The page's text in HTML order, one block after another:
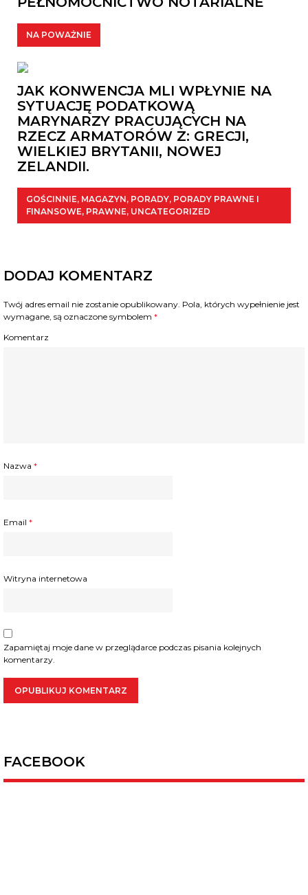
NA POWAŻNIE
JAK KONWENCJA MLI WPŁYNIE NA
SYTUACJĘ PODATKOWĄ
MARYNARZY PRACUJĄCYCH NA
RZECZ ARMATORÓW Z: GRECJI,
WIELKIEJ BRYTANII, NOWEJ
ZELANDII.
GOŚCINNIE, MAGAZYN, PORADY, PORADY PRAWNE I
FINANSOWE, PRAWNE, UNCATEGORIZED
DODAJ KOMENTARZ
Twój adres email nie zostanie opublikowany. Pola, których wypełnienie jest
wymagane, są oznaczone symbolem *
Komentarz
Nazwa *
Email *
Witryna internetowa
Zapamiętaj moje dane w przeglądarce podczas pisania kolejnych
komentarzy.
FACEBOOK